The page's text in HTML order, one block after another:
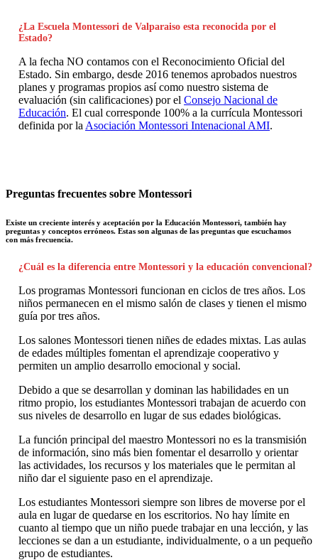
¿La Escuela Montessori de Valparaiso esta reconocida por el
Estado?
A la fecha NO contamos con el Reconocimiento Oficial del
Estado. Sin embargo, desde 2016 tenemos aprobados nuestros
planes y programas propios así como nuestro sistema de
evaluación (sin calificaciones) por el Consejo Nacional de
Educación. El cual corresponde 100% a la currícula Montessori
definida por la Asociación Montessori Intenacional AMI.
Preguntas frecuentes sobre Montessori
Existe un creciente interés y aceptación por la Educación Montessori, también hay
preguntas y conceptos erróneos. Estas son algunas de las preguntas que escuchamos
con más frecuencia.
¿Cuál es la diferencia entre Montessori y la educación convencional?
Los programas Montessori funcionan en ciclos de tres años. Los
niños permanecen en el mismo salón de clases y tienen el mismo
guía por tres años.
Los salones Montessori tienen niñes de edades mixtas. Las aulas
de edades múltiples fomentan el aprendizaje cooperativo y
permiten un amplio desarrollo emocional y social.
Debido a que se desarrollan y dominan las habilidades en un
ritmo propio, los estudiantes Montessori trabajan de acuerdo con
sus niveles de desarrollo en lugar de sus edades biológicas.
La función principal del maestro Montessori no es la transmisión
de información, sino más bien fomentar el desarrollo y orientar
las actividades, los recursos y los materiales que le permitan al
niño dar el siguiente paso en el aprendizaje.
Los estudiantes Montessori siempre son libres de moverse por el
aula en lugar de quedarse en los escritorios. No hay límite en
cuanto al tiempo que un niño puede trabajar en una lección, y las
lecciones se dan a un estudiante, individualmente, o a un pequeño
grupo de estudiantes.